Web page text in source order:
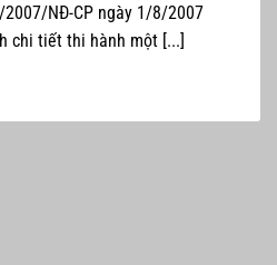
NĐ-CP ngày 1/8/2007
chi tiết thi hành một [...]